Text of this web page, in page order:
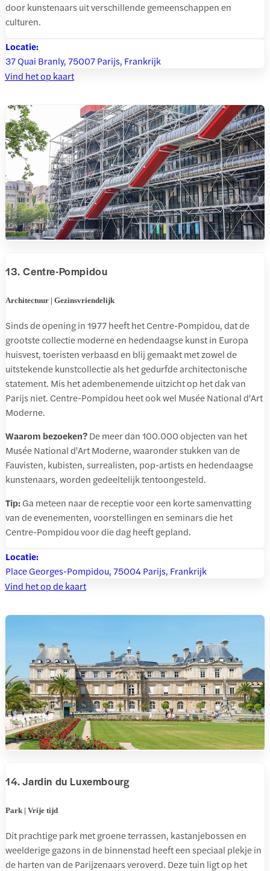
door kunstenaars uit verschillende gemeenschappen en
culturen.
Locatie:
37 Quai Branly, 75007 Parijs, Frankrijk
Vind het op kaart
13. Centre-Pompidou
Architectuur | Gezinsvriendelijk
Sinds de opening in 1977 heeft het Centre-Pompidou, dat de
grootste collectie moderne en hedendaagse kunst in Europa
huisvest, toeristen verbaasd en blij gemaakt met zowel de
uitstekende kunstcollectie als het gedurfde architectonische
statement. Mis het adembenemende uitzicht op het dak van
Parijs niet. Centre-Pompidou heet ook wel Musée National d'Art
Moderne.
Waarom bezoeken?De meer dan 100.000 objecten van het
Musée National d'Art Moderne, waaronder stukken van de
Fauvisten, kubisten, surrealisten, pop-artists en hedendaagse
kunstenaars, worden gedeeltelijk tentoongesteld.
Tip: Ga meteen naar de receptie voor een korte samenvatting
van de evenementen, voorstellingen en seminars die het
Centre-Pompidou voor die dag heeft gepland.
Locatie:
Place Georges-Pompidou, 75004 Parijs, Frankrijk
Vind het op de kaart
14. Jardin du Luxembourg
Park | Vrije tijd
Dit prachtige park met groene terrassen, kastanjebossen en
weelderige gazons in de binnenstad heeft een speciaal plekje in
de harten van de Parijzenaars veroverd. Deze tuin ligt op het